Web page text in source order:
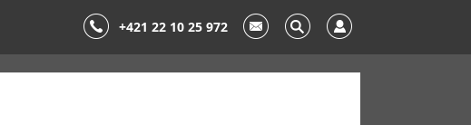
+421 22 10 25 972